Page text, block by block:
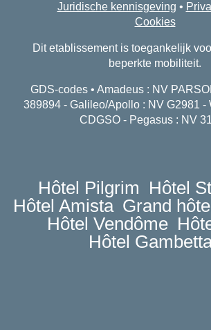
Juridische kennisgeving •
Cookies
Dit etablissement is toegankelijk
beperkte mobiliteit.
GDS-codes • Amadeus : NV
389894 - Galileo/Apollo : NV G2981 -
CDGSO - Pegasus : NV
Hôtel Pilgrim
Hôtel
Hôtel Amista Grand
Hôtel Vendôme
Hôtel